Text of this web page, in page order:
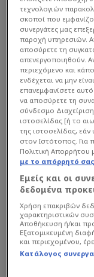
AP
Οι εμφανίσεις
έχουν
συλλόγων, με
αναφέρουν ότι η
εξετάζουν
τεχνολογιών
σκοποί που
συνεργάτες μας
παροχή υπηρεσιών.
αποσύρετε τη
απενεργοποιηθούν.
περιεχόμενο και
ενδέχεται να μην
επανεμφανίσετε αυτό
να αποσύρετε τη
σύνδεσμο
ιστοσελίδας [ή το
της ιστοσελίδας,
στον Ιστότοπος. Για
Πολιτική Απορρήτου
με το απόρρητό σας
Εμείς και οι
δεδομένα
Χρήση επακριβών
χαρακτηριστικών
Αποθήκευση ή/και
Εξατομικευμένη
και περιεχομένου,
Κατάλογος